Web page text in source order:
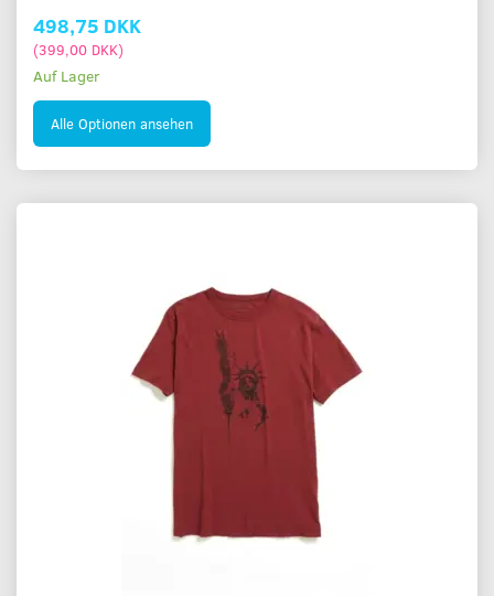
498,75 DKK
(399,00 DKK)
Auf Lager
Alle Optionen ansehen